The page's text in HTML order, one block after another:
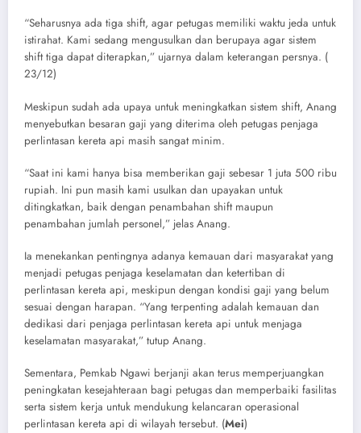
“Seharusnya ada tiga shift, agar petugas memiliki waktu jeda untuk
istirahat. Kami sedang mengusulkan dan berupaya agar sistem
shift tiga dapat diterapkan,” ujarnya dalam keterangan persnya. (
23/12)
Meskipun sudah ada upaya untuk meningkatkan sistem shift, Anang
menyebutkan besaran gaji yang diterima oleh petugas penjaga
perlintasan kereta api masih sangat minim.
“Saat ini kami hanya bisa memberikan gaji sebesar 1 juta 500 ribu
rupiah. Ini pun masih kami usulkan dan upayakan untuk
ditingkatkan, baik dengan penambahan shift maupun
penambahan jumlah personel,” jelas Anang.
Ia menekankan pentingnya adanya kemauan dari masyarakat yang
menjadi petugas penjaga keselamatan dan ketertiban di
perlintasan kereta api, meskipun dengan kondisi gaji yang belum
sesuai dengan harapan. “Yang terpenting adalah kemauan dan
dedikasi dari penjaga perlintasan kereta api untuk menjaga
keselamatan masyarakat,” tutup Anang.
Sementara, Pemkab Ngawi berjanji akan terus memperjuangkan
peningkatan kesejahteraan bagi petugas dan memperbaiki fasilitas
serta sistem kerja untuk mendukung kelancaran operasional
perlintasan kereta api di wilayah tersebut. (Mei)